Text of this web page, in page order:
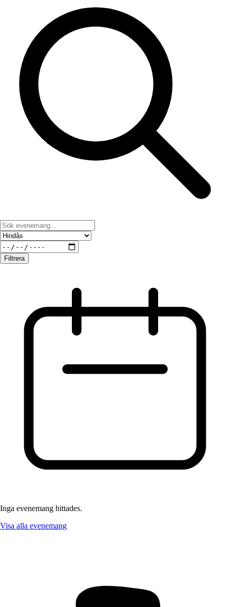
Filtrera
Inga evenemang hittades.
Visa alla evenemang